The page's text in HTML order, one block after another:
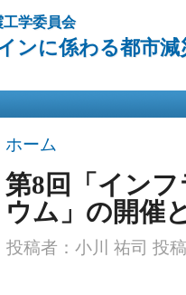
ン
動
工学委員会
ンに係わる都市
現在地
ホーム
第8回「イン
ウム」の開催
投稿者： 小川 祐司 投